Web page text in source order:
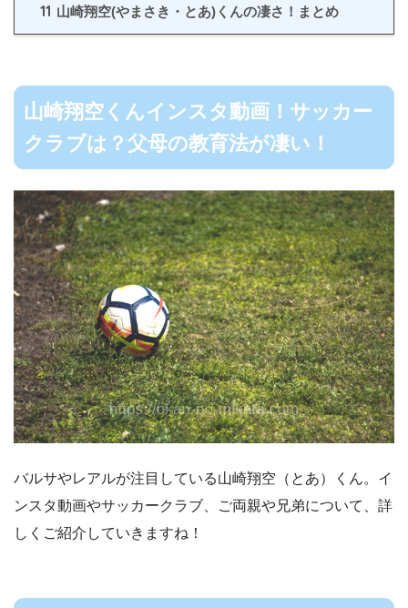
11 山崎翔空(やまさき・とあ)くんの凄さ！まとめ
山崎翔空くんインスタ動画！サッカー
クラブは？父母の教育法が凄い！
バルサやレアルが注目している山崎翔空（とあ）くん。イ
ンスタ動画やサッカークラブ、ご両親や兄弟について、詳
しくご紹介していきますね！